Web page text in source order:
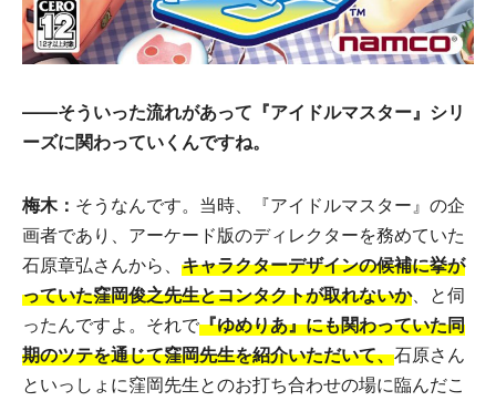
――そういった流れがあって『アイドルマスター』シリ
ーズに関わっていくんですね。
梅木： そうなんです。当時、『アイドルマスター』の企
画者であり、アーケード版のディレクターを務めていた
石原章弘さんから、 キャラクターデザインの候補に挙が
っていた窪岡俊之先生とコンタクトが取れないか、と伺
ったんですよ。それで『ゆめりあ』にも関わっていた同
期のツテを通じて窪岡先生を紹介いただいて、石原さん
といっしょに窪岡先生とのお打ち合わせの場に臨んだこ